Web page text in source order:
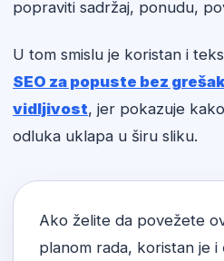
popraviti sadržaj, ponudu,
U tom smislu je koristan i
SEO za popuste bez
vidljivost, jer pokazuje
odluka uklapa u širu sliku.
Ako želite da povežete
planom rada, koristan je i